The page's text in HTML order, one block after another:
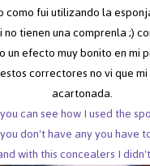
como fui utilizando la
tienen una comprenla ;)
un efecto muy bonito en mi
correctores no vi que
acartonada.
can see how I used the
don't have any you have
with this concealers I